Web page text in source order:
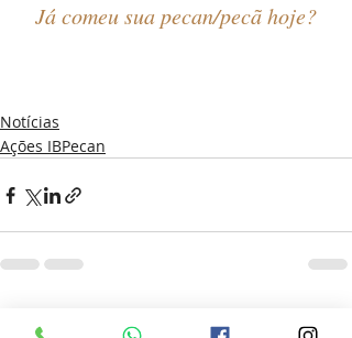
Já comeu sua pecan/pecã hoje?
Notícias
Ações IBPecan
Posts recentes